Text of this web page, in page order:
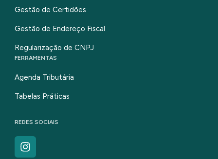
Gestão de Certidões
Gestão de Endereço Fiscal
Regularização de CNPJ
FERRAMENTAS
Agenda Tributária
Tabelas Práticas
REDES SOCIAIS